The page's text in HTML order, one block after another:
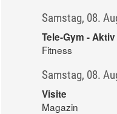
Samstag, 08.
Tele-Gym -
Fitness
Samstag, 08.
Visite
Magazin